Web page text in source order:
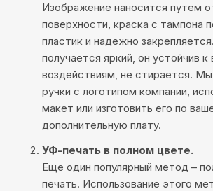
Изображение наносится путем
поверхности, краска с тампона
пластик и надежно
получается яркий, он устойчив
воздействиям, не стирается.
ручки с логотипом компании,
макет или изготовить его по
дополнительную плату.
УФ-печать в полном цвете.
Еще один популярный метод –
печать. Использование этого